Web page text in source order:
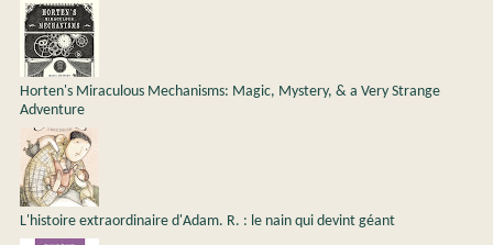
Horten's Miraculous Mechanisms: Magic, Mystery, & a Very Strange
Adventure
L'histoire extraordinaire d'Adam. R. : le nain qui devint géant